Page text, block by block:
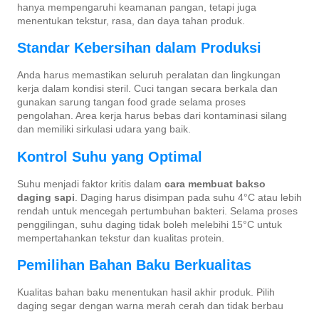
hanya mempengaruhi keamanan pangan, tetapi juga
menentukan tekstur, rasa, dan daya tahan produk.
Standar Kebersihan dalam Produksi
Anda harus memastikan seluruh peralatan dan lingkungan
kerja dalam kondisi steril. Cuci tangan secara berkala dan
gunakan sarung tangan food grade selama proses
pengolahan. Area kerja harus bebas dari kontaminasi silang
dan memiliki sirkulasi udara yang baik.
Kontrol Suhu yang Optimal
Suhu menjadi faktor kritis dalam cara membuat bakso
daging sapi . Daging harus disimpan pada suhu 4°C atau lebih
rendah untuk mencegah pertumbuhan bakteri. Selama proses
penggilingan, suhu daging tidak boleh melebihi 15°C untuk
mempertahankan tekstur dan kualitas protein.
Pemilihan Bahan Baku Berkualitas
Kualitas bahan baku menentukan hasil akhir produk. Pilih
daging segar dengan warna merah cerah dan tidak berbau